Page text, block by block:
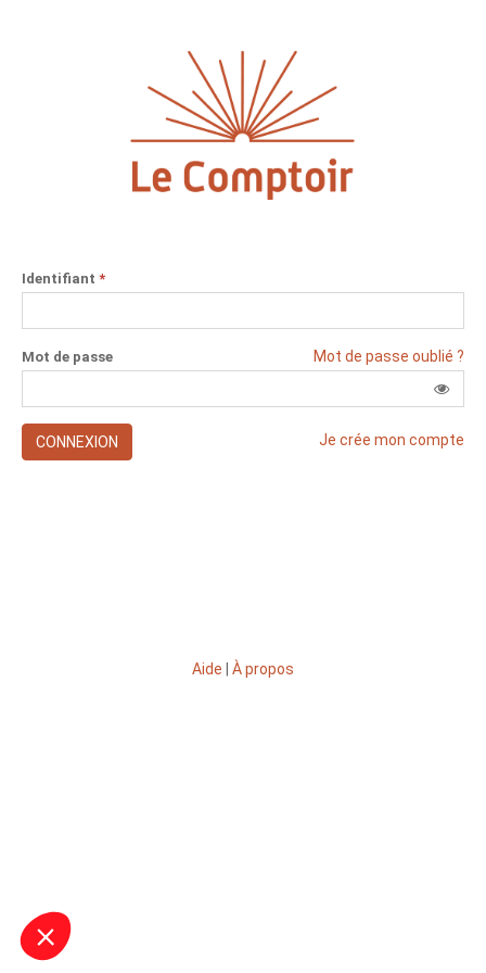
Identifiant *
Mot de passe oublié ?
Mot de passe
CONNEXION Je crée mon compte
Aide À propos